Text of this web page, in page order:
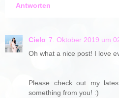
Antworten
Cielo 7. Oktober 2019 um
Oh what a nice post! I love
Please check out my
something from you! :)